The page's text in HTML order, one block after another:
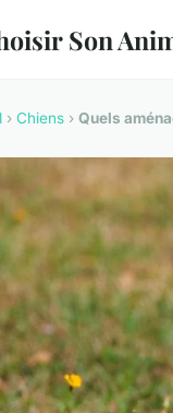
Son
› Chiens › Quels